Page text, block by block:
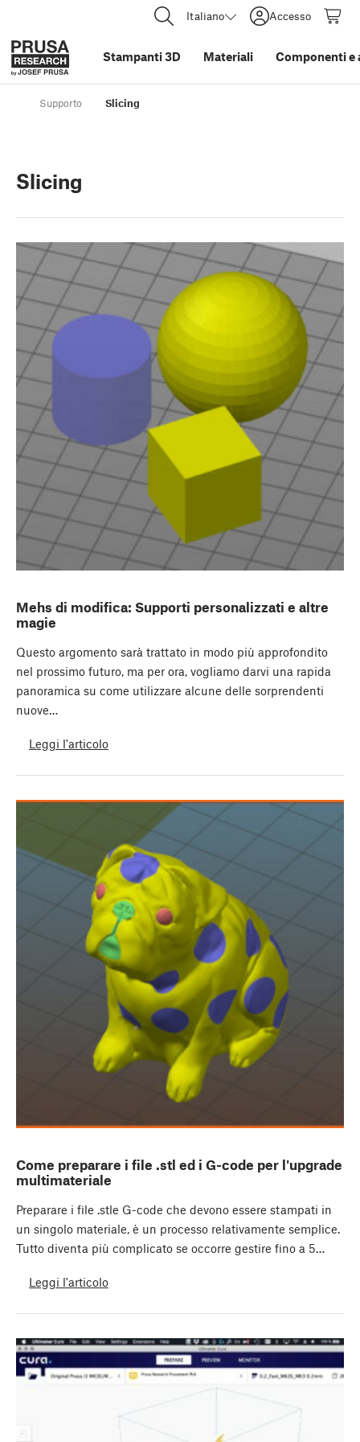
Italiano Accesso
Stampanti 3D Materiali Componenti e
Supporto Slicing
Slicing
Mehs di modifica: Supporti personalizzati e altre
magie
Questo argomento sarà trattato in modo più approfondito
nel prossimo futuro, ma per ora, vogliamo darvi una rapida
panoramica su come utilizzare alcune delle sorprendenti
nuove…
Leggi l'articolo
Come preparare i file .stl ed i G-code per l'upgrade
multimateriale
Preparare i file .stle G-code che devono essere stampati in
un singolo materiale, è un processo relativamente semplice.
Tutto diventa più complicato se occorre gestire fino a 5…
Leggi l'articolo